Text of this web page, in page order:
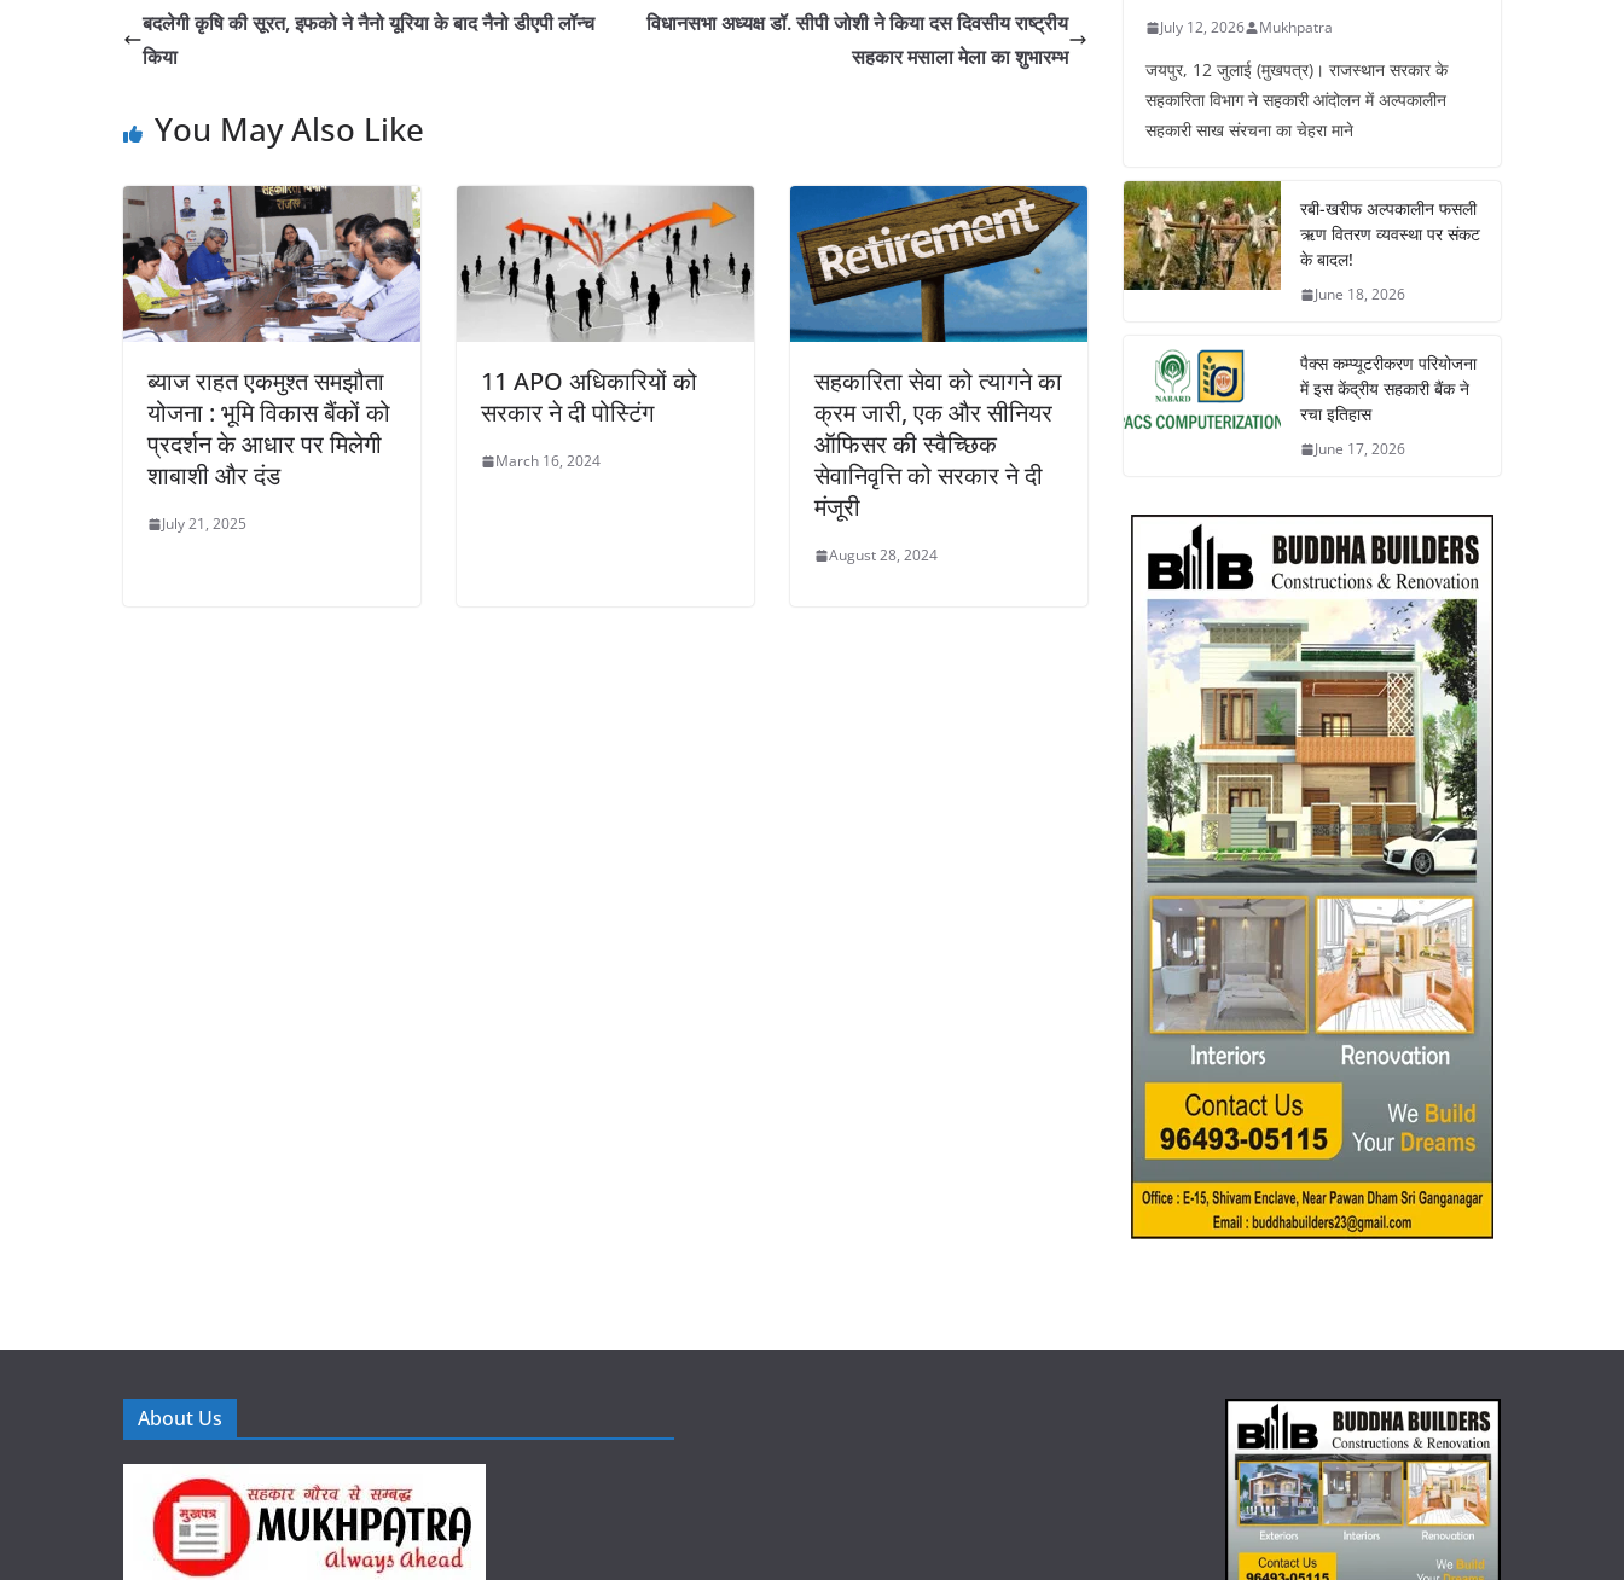
बदलेगी कृषि की सूरत, इफको ने नैनो यूरिया के बाद नैनो डीएपी लॉन्च
किया
विधानसभा अध्यक्ष डॉ. सीपी जोशी ने किया दस दिवसीय राष्ट्रीय
सहकार मसाला मेला का शुभारम्भ
You May Also Like
ब्याज राहत एकमुश्त समझौता
योजना : भूमि विकास बैंकों को
प्रदर्शन के आधार पर मिलेगी
शाबाशी और दंड
July 21, 2025
11 APO अधिकारियों को
सरकार ने दी पोस्टिंग
March 16, 2024
सहकारिता सेवा को त्यागने का
क्रम जारी, एक और सीनियर
ऑफिसर की स्वैच्छिक
सेवानिवृत्ति को सरकार ने दी
मंजूरी
August 28, 2024
July 12, 2026 Mukhpatra
जयपुर, 12 जुलाई (मुखपत्र)। राजस्थान सरकार के
सहकारिता विभाग ने सहकारी आंदोलन में अल्पकालीन
सहकारी साख संरचना का चेहरा माने
रबी-खरीफ अल्पकालीन फसली
ऋण वितरण व्यवस्था पर संकट
के बादल!
June 18, 2026
पैक्स कम्प्यूटरीकरण परियोजना
में इस केंद्रीय सहकारी बैंक ने
रचा इतिहास
June 17, 2026
About Us